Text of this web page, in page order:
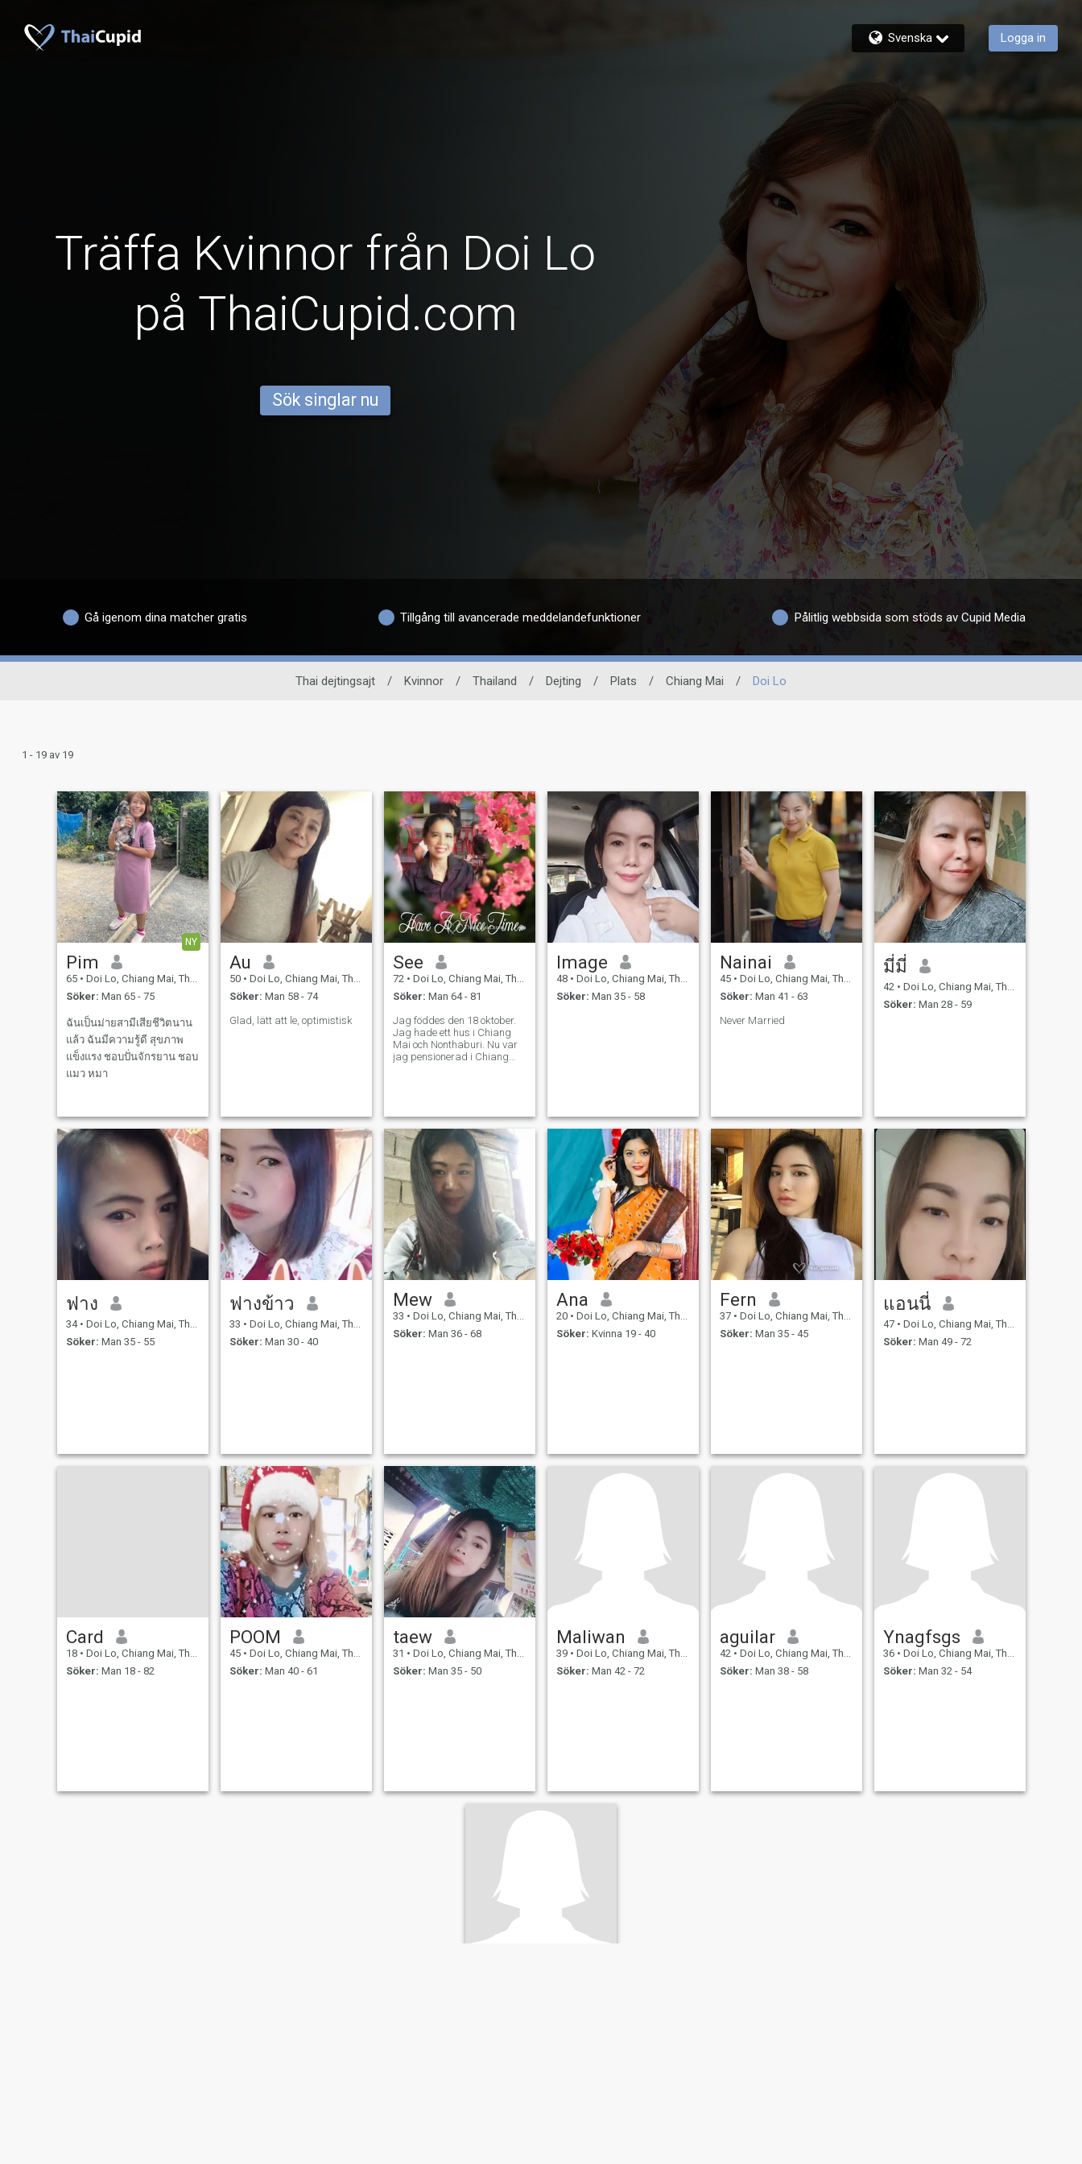
Svenska Logga in
Träffa Kvinnor från Doi Lo
på ThaiCupid.com
Sök singlar nu
Gå igenom dina matcher gratis Tillgång till avancerade meddelandefunktioner Pålitlig webbsida som stöds av Cupid Media
Thai dejtingsajt / Kvinnor / Thailand / Dejting / Plats / Chiang Mai / Doi Lo
1 - 19 av 19
NY
Pim
65 • Doi Lo, Chiang Mai, Thailand
Söker: Man 65 - 75
ฉันเป็นม่ายสามีเสียชีวิตนาน
แล้ว ฉันมีความรู้ดี สุขภาพ
แข็งแรง ชอบปั่นจักรยาน ชอบ
แมว หมา
Au
50 • Doi Lo, Chiang Mai, Thailand
Söker: Man 58 - 74
Glad, lätt att le, optimistisk
See
72 • Doi Lo, Chiang Mai, Thailand
Söker: Man 64 - 81
Jag föddes den 18 oktober.
Jag hade ett hus i Chiang
Mai och Nonthaburi. Nu var
jag pensionerad i Chiang
Image
48 • Doi Lo, Chiang Mai, Thailand
Söker: Man 35 - 58
Nainai
45 • Doi Lo, Chiang Mai, Thailand
Söker: Man 41 - 63
Never Married
มี่มี่
42 • Doi Lo, Chiang Mai, Thailand
Söker: Man 28 - 59
ฟาง
34 • Doi Lo, Chiang Mai, Thailand
Söker: Man 35 - 55
ฟางข้าว
33 • Doi Lo, Chiang Mai, Thailand
Söker: Man 30 - 40
Mew
33 • Doi Lo, Chiang Mai, Thailand
Söker: Man 36 - 68
Ana
20 • Doi Lo, Chiang Mai, Thailand
Söker: Kvinna 19 - 40
Fern
37 • Doi Lo, Chiang Mai, Thailand
Söker: Man 35 - 45
แอนนี่
47 • Doi Lo, Chiang Mai, Thailand
Söker: Man 49 - 72
Card
18 • Doi Lo, Chiang Mai, Thailand
Söker: Man 18 - 82
POOM
45 • Doi Lo, Chiang Mai, Thailand
Söker: Man 40 - 61
taew
31 • Doi Lo, Chiang Mai, Thailand
Söker: Man 35 - 50
Maliwan
39 • Doi Lo, Chiang Mai, Thailand
Söker: Man 42 - 72
aguilar
42 • Doi Lo, Chiang Mai, Thailand
Söker: Man 38 - 58
Ynagfsgs
36 • Doi Lo, Chiang Mai, Thailand
Söker: Man 32 - 54